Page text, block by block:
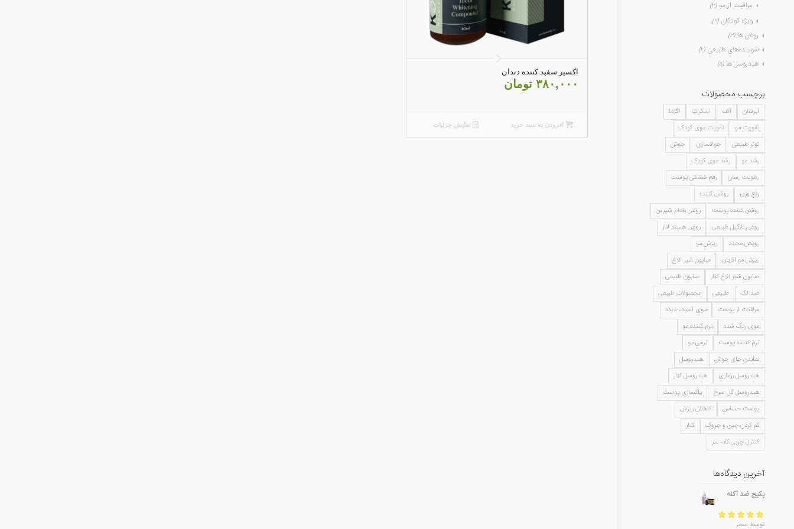
5.00
اکسیر سفید کننده دندان
۳۸۰,۰۰۰ تومان
افزودن به سبد خرید نمایش جزئیات
مراقبت از مو (۳)
ویژه کودکان (۲)
روغن ها (۳)
شوینده‌های طبیعی (۲)
هیدروسل ها (۵)
برچسب محصولات
آبرسان آکنه اسکراب
اگزما
تقویت مو
تقویت موی کودک
تونر طبیعی
جوانسازی
جوش
رشد مو
رشد موی کودک
رطوبت رسان
رفع خشکی پوست
رفع وزی
روشن کننده
روشن کننده پوست
روغن بادام شیرین
روغن نارگیل طبیعی
روغن هسته انار
رویش مجدد
ریزش مو
ریزش مو آقایان
صابون شیر الاغ
صابون شیر الاغ کنار
صابون طبیعی
ضد لک
طبیعی
محصولات طبیعی
مراقبت از پوست
موی آسیب دیده
موی رنگ شده
نرم کننده مو
نرم کننده پوست
نرمی مو
نماندن جای جوش
هیدروسل
هیدروسل رزماری
هیدروسل کنار
هیدروسل گل سرخ
پاکسازی پوست
پوست حساس
کاهش ریزش
کم کردن چین و چروک
کنار
کنترل چربی کف سر
آخرین دیدگاه‌ها
پکیج ضد آکنه
امتیاز 5از 5
توسط سحر